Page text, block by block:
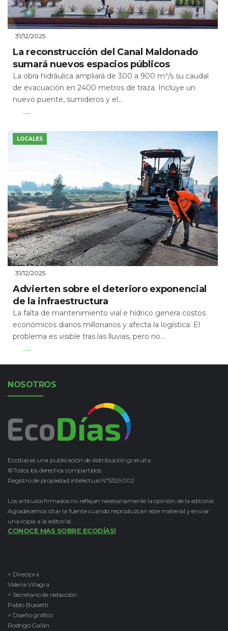
31/12/2025
La reconstrucción del Canal Maldonado
sumará nuevos espacios públicos
La obra hidráulica ampliará de 300 a 900 m³/s su caudal
de evacuación en 2400 metros de traza. Incluye un
nuevo puente, sumideros y el...
Leer Más
LOCALES
31/12/2025
Advierten sobre el deterioro exponencial
de la infraestructura
La falta de mantenimiento vial e hídrico genera costos
económicos diarios millonarios y afecta la logística. El
problema es visible tras las lluvias, pero no...
Leer Más
NOSOTROS
Ecodías es una publicación de distribución gratuita.
©Todos los derechos compartidos.
Registro de propiedad intelectual Nº5329002
Los artículos firmados no reflejan necesariamente la opinión de la editorial.
Agradecemos citar la fuente cuando reproduzcan este material y enviar
una copia a la editorial.
CONOCE MAS SOBRE ECODÍAS!
> Directora
Valeria Villagra
> Secretario de redacción
Pablo Bussetti
> Diseño gráfico
Rodrigo Galán